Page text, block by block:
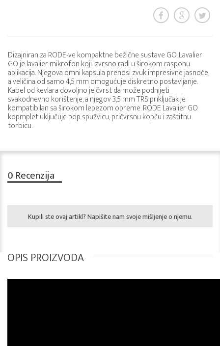
Dizajniran za RODE-ve kompaktne bežične sustave GO, Lavalier
GO je lavalier mikrofon koji izvrsno radi u širokom rasponu
aplikacija. Njegova omni kapsula prenosi zvuk impresivne jasnoće,
a veličina od samo 4,5 mm omogućuje diskretno postavljanje.
Kabel od kevlara dovoljno je čvrst da može podnijeti
svakodnevno korištenje, a njegov 3,5 mm TRS priključak je
kompatibilan sa širokom lepezom opreme. RODE Lavalier GO
kopmplet uključuje pop spužvicu, pričvrsnu kopču i zaštitnu
torbicu.
0 Recenzija
Kupili ste ovaj artikl? Napišite nam svoje mišljenje o njemu.
OPIS PROIZVODA